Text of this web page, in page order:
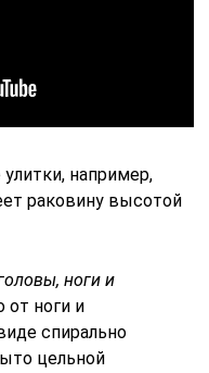
например,
раковину высотой
ноги и
от ноги и
спирально
цельной